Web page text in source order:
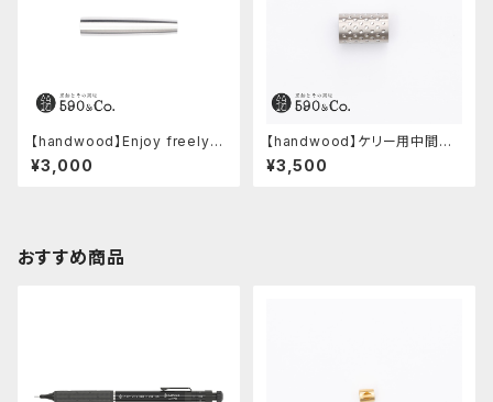
【handwood】Enjoy freely
後軸 (超超ジュラルミン)
¥3,000
【handwood】ケリー用中間パ
ーツ/カスタムグリップ (ディンプ
ル/ステンレス)
¥3,500
おすすめ商品